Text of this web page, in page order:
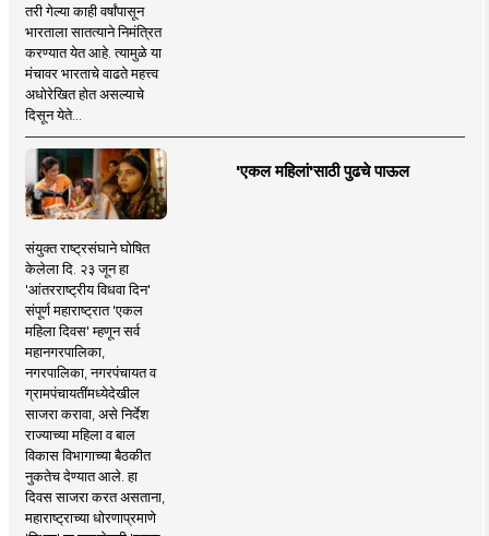
तरी गेल्या काही वर्षांपासून
भारताला सातत्याने निमंत्रित
करण्यात येत आहे. त्यामुळे या
मंचावर भारताचे वाढते महत्त्व
अधोरेखित होत असल्याचे
दिसून येते...
'एकल महिलां'साठी पुढचे पाऊल
संयुक्त राष्ट्रसंघाने घोषित
केलेला दि. २३ जून हा
'आंतरराष्ट्रीय विधवा दिन'
संपूर्ण महाराष्ट्रात 'एकल
महिला दिवस' म्हणून सर्व
महानगरपालिका,
नगरपालिका, नगरपंचायत व
ग्रामपंचायतींमध्येदेखील
साजरा करावा, असे निर्देश
राज्याच्या महिला व बाल
विकास विभागाच्या बैठकीत
नुकतेच देण्यात आले. हा
दिवस साजरा करत असताना,
महाराष्ट्राच्या धोरणाप्रमाणे